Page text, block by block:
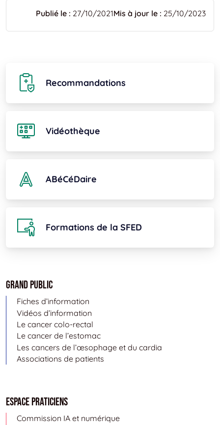
Publié le : 27/10/2021Mis à jour le : 25/10/2023
Recommandations
Vidéothèque
ABéCéDaire
Formations de la SFED
Grand public
Fiches d’information
Vidéos d’information
Le cancer colo-rectal
Le cancer de l’estomac
Les cancers de l’œsophage et du cardia
Associations de patients
Espace Praticiens
Commission IA et numérique